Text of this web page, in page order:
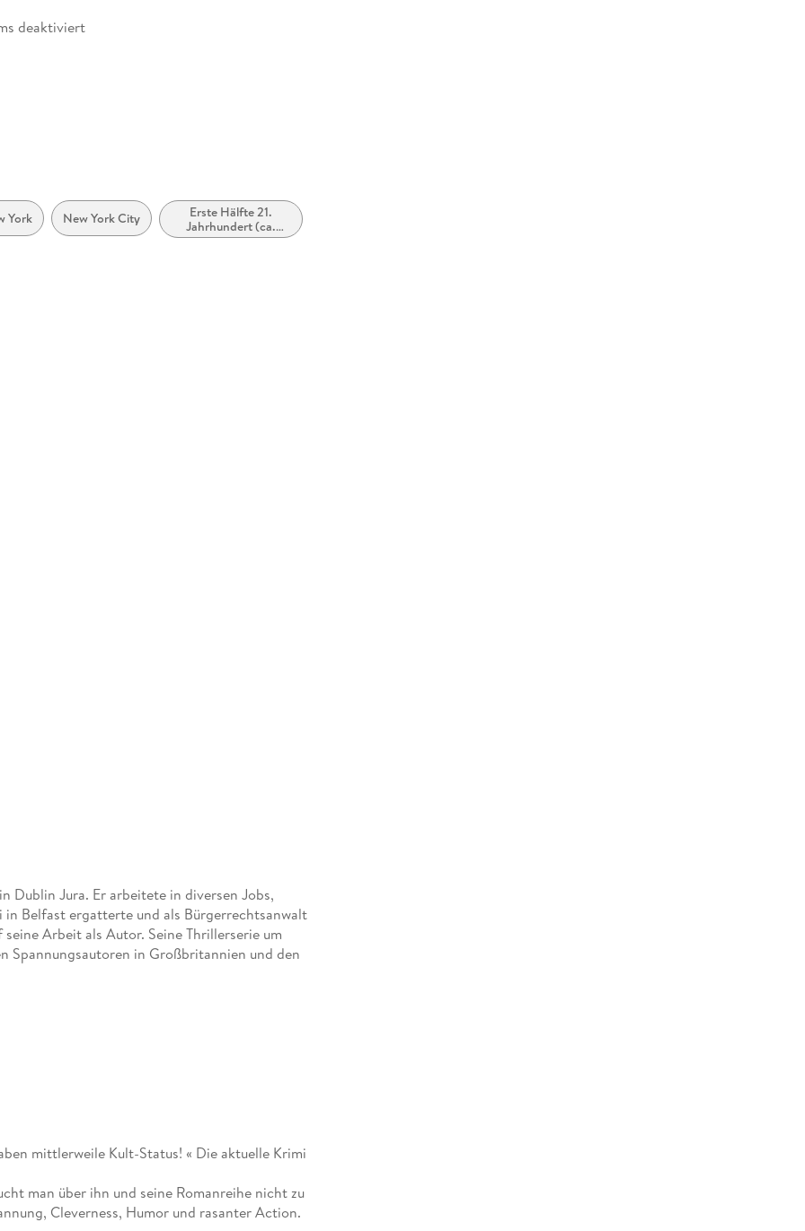
deaktiviert
York New York City
Erste Hälfte 21.
Jahrhundert (ca.
2000 bis ca. 2050)
Dublin Jura. Er arbeitete in diversen Jobs,
Belfast ergatterte und als Bürgerrechtsanwalt
Arbeit als Autor. Seine Thrillerserie um
Spannungsautoren in Großbritannien und den
mittlerweile Kult-Status! « Die aktuelle Krimi
man über ihn und seine Romanreihe nicht zu
Cleverness, Humor und rasanter Action.